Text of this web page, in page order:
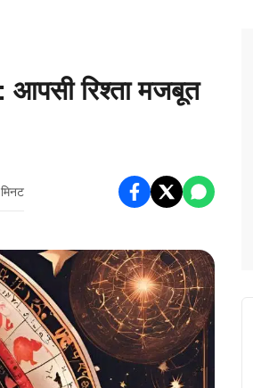
रिश्ता मजबूत